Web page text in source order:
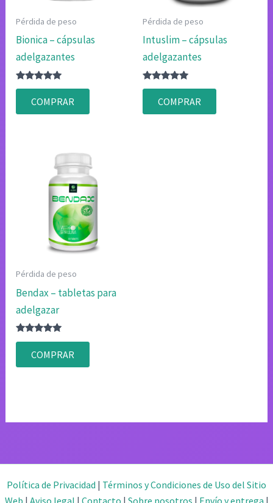
Pérdida de peso
Bionica – cápsulas
adelgazantes
Valorado
4.83
de 5
COMPRAR
Pérdida de peso
Intuslim – cápsulas
adelgazantes
Valorado
4.80
de 5
COMPRAR
Pérdida de peso
Bendax – tabletas para
adelgazar
Valorado
4.80
de 5
COMPRAR
Política de Privacidad | Términos y Condiciones de Uso del Sitio